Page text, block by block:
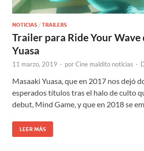
NOTICIAS / TRAILERS
Trailer para Ride Your Wave
Yuasa
11 marzo, 2019 - porCine maldito noticias -
Masaaki Yuasa, que en 2017 nos dejó
esperados títulos tras el halo de culto
debut, Mind Game, y que en 2018 se
LEER MÁS